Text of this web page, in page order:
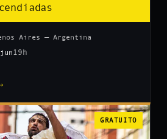
Aires — Argentina
19h
GRATUITO